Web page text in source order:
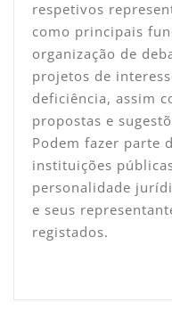
respetivos
como principais
organização de
projetos de
deficiência, assim
propostas e
Podem fazer parte
instituições
personalidade
e seus
registados.